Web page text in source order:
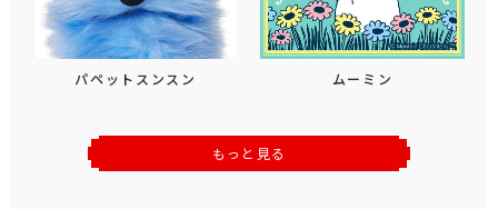
パペットスンスン ムーミン
もっと見る